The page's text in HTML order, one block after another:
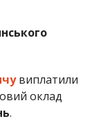
виплатили
оклад
.